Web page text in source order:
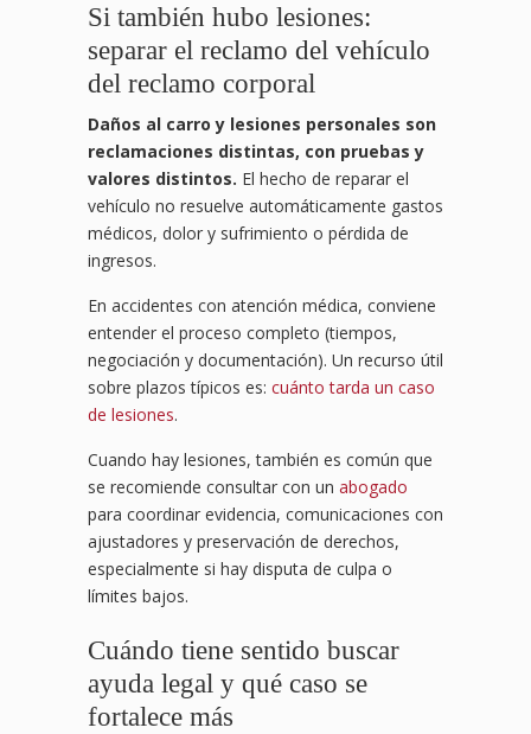
Si también hubo lesiones:
separar el reclamo del vehículo
del reclamo corporal
Daños al carro y lesiones personales son
reclamaciones distintas, con pruebas y
valores distintos. El hecho de reparar el
vehículo no resuelve automáticamente gastos
médicos, dolor y sufrimiento o pérdida de
ingresos.
En accidentes con atención médica, conviene
entender el proceso completo (tiempos,
negociación y documentación). Un recurso útil
sobre plazos típicos es: cuánto tarda un caso
de lesiones.
Cuando hay lesiones, también es común que
se recomiende consultar con un abogado
para coordinar evidencia, comunicaciones con
ajustadores y preservación de derechos,
especialmente si hay disputa de culpa o
límites bajos.
Cuándo tiene sentido buscar
ayuda legal y qué caso se
fortalece más